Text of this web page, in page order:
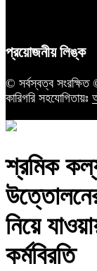
প্রয়োজনীয় লিঙ্ক
© সর্বস্বত্ব
কারিগরি সহযোগিতায়ঃ
শ্রমিক
নিয়ে
কর্মবিরতি